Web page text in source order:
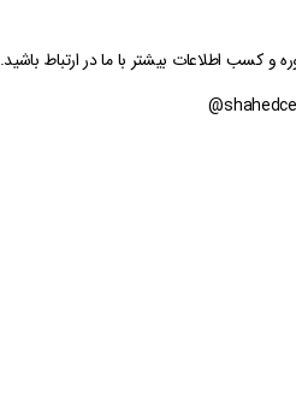
و کسب اطلاعات بیشتر با ما در ارتباط باشید.